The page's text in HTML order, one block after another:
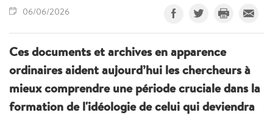
06/06/2026
Ces documents et archives en apparence
ordinaires aident aujourd’hui les chercheurs à
mieux comprendre une période cruciale dans la
formation de l'idéologie de celui qui deviendra